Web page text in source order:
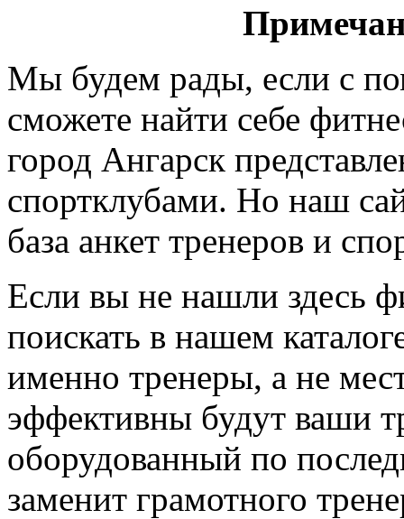
Мы будем рады, если с
сможете найти себе
город Ангарск
спортклубами. Но наш
база анкет тренеров и
Если вы не нашли здесь
поискать в нашем
именно тренеры, а не
эффективны будут ваши
оборудованный по
заменит грамотного